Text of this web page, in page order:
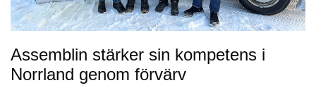
Assemblin stärker sin kompetens i
Norrland genom förvärv